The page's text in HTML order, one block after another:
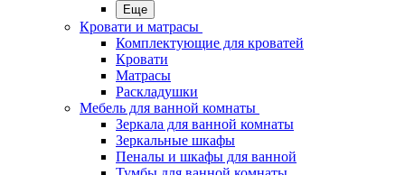
Еще
Кровати и матрасы
Комплектующие для кроватей
Кровати
Матрасы
Раскладушки
Мебель для ванной комнаты
Зеркала для ванной комнаты
Зеркальные шкафы
Пеналы и шкафы для ванной